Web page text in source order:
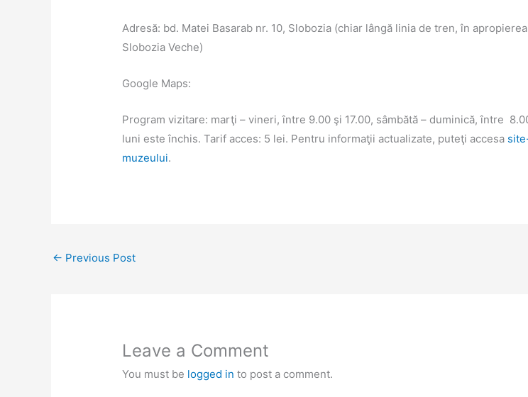
Adresă: bd. Matei Basarab nr. 10, Slobozia (chiar lângă linia de tren, în
Slobozia Veche)
Google Maps:
Program vizitare: marţi – vineri, între 9.00 şi 17.00, sâmbătă – duminică, între
luni este închis. Tarif acces: 5 lei. Pentru informaţii actualizate, puteţi accesa
muzeului.
← Previous Post
Leave a Comment
You must be logged in to post a comment.